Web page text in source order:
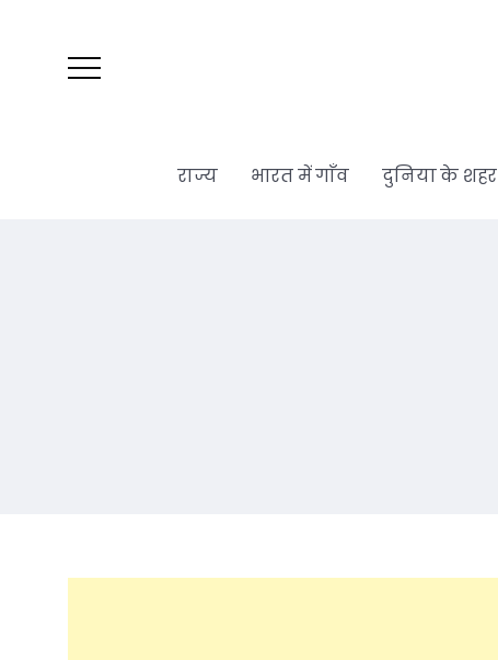
राज्य भारत में गाँव दुनिया के शहर